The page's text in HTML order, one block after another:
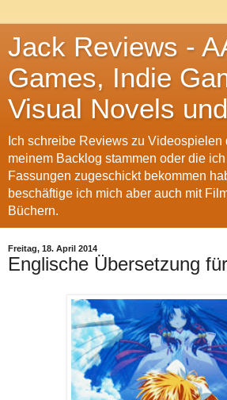
Jack Reviews -
Games, Indie
Visual Novels
Ich schreibe Reviews zu Videospielen
meinem Backlog stammen oder die
Fassungen zugeschickt bekommen
beschäftige ich mich aber auch mit
Büchern.
Freitag, 18. April 2014
Englische Übersetzung